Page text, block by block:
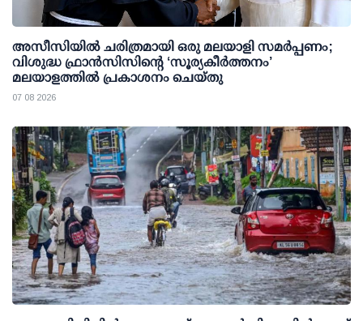
അസീസിയിൽ ചരിത്രമായി ഒരു മലയാളി സമർപ്പണം;
വിശുദ്ധ ഫ്രാൻസിസിന്റെ ‘സൂര്യകീർത്തനം’
മലയാളത്തിൽ പ്രകാശനം ചെയ്തു
07 08 2026